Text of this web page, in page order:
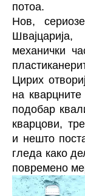
потоа.
Нов,
механички
Цирих
на
подобар
кварцови,
и нешто
гледа како
повремено